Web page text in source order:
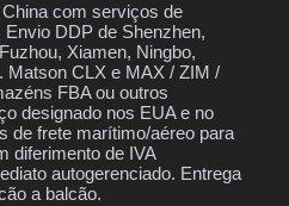
com serviços de
DDP de Shenzhen,
Xiamen, Ningbo,
Matson CLX e MAX / ZIM /
FBA ou outros
designado nos EUA e no
de frete marítimo/aéreo para
diferimento de IVA
autogerenciado. Entrega
a balcão.